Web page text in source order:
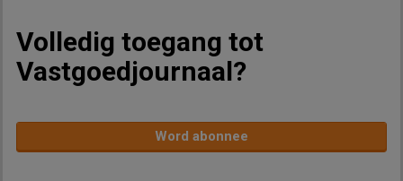
Volledig toegang tot
Vastgoedjournaal?
Word abonnee